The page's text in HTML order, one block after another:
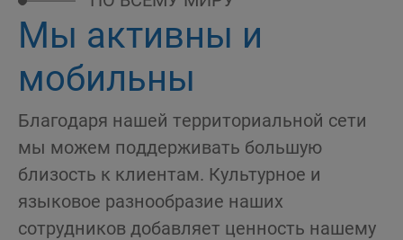
Мы активны и
мобильны
Благодаря нашей территориальной сети
мы можем поддерживать большую
близость к клиентам. Культурное и
языковое разнообразие наших
сотрудников добавляет ценность нашему